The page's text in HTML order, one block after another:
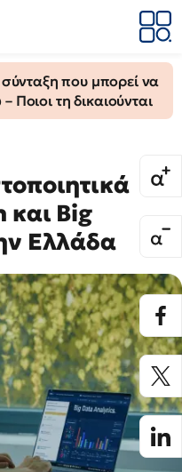
που μπορεί να
Ποιοι τη δικαιούνται
και Big
Ελλάδα